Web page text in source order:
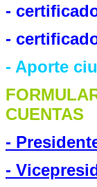
-
-
- Aporte
CUENTAS
-
-